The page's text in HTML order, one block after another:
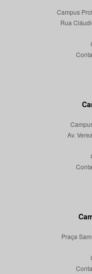
Campus
Rua
Av.
Praça